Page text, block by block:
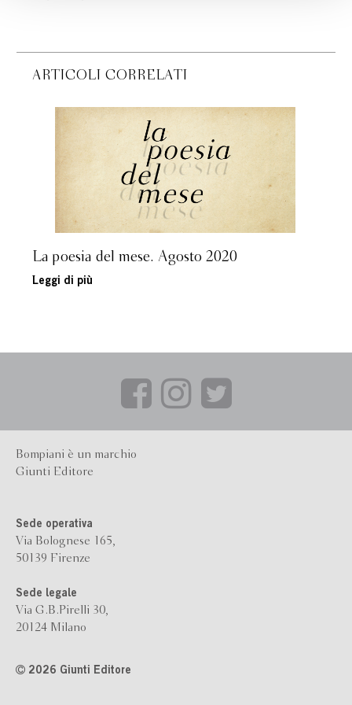
ARTICOLI CORRELATI
La poesia del mese. Agosto 2020
Leggi di più
Bompiani è un marchio
Giunti Editore
Sede operativa
Via Bolognese 165,
50139 Firenze
Sede legale
Via G.B.Pirelli 30,
20124 Milano
2026 Giunti Editore